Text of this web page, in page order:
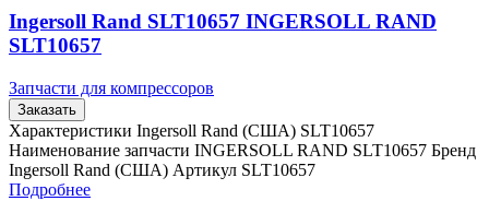
Ingersoll Rand SLT10657 INGERSOLL RAND
SLT10657
Запчасти для компрессоров
Заказать
Характеристики Ingersoll Rand (США) SLT10657
Наименование запчасти INGERSOLL RAND SLT10657 Бренд
Ingersoll Rand (США) Артикул SLT10657
Подробнее